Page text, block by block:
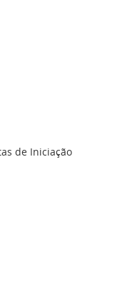
de Iniciação